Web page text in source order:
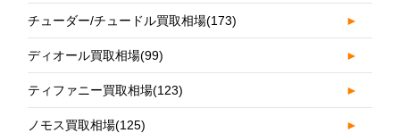
チューダー/チュードル買取相場(173) ►
ディオール買取相場(99) ►
ティファニー買取相場(123) ►
ノモス買取相場(125) ►